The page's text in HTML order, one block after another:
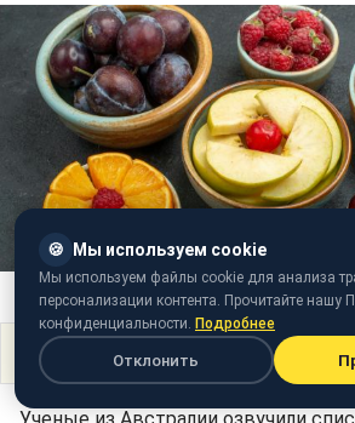
Фото: Какие продукты продлевают жизнь
Поделиться
🍪 Мы используем cookie
Мы используем файлы cookie для анализа
персонализации контента. Прочитайте нашу
конфиденциальности. Подробнее
Отклонить